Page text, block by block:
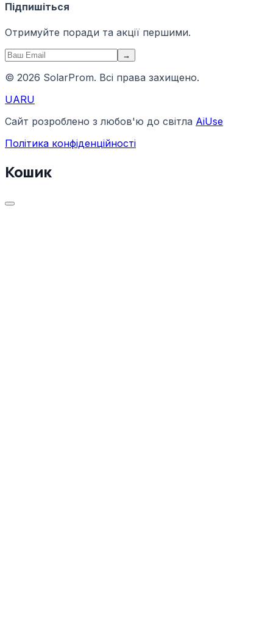
Підпишіться
Отримуйте поради та акції першими.
→
© 2026 SolarProm. Всі права захищено.
UARU
Сайт розроблено з любов'ю до світла AiUse
Політика конфіденційності
Кошик